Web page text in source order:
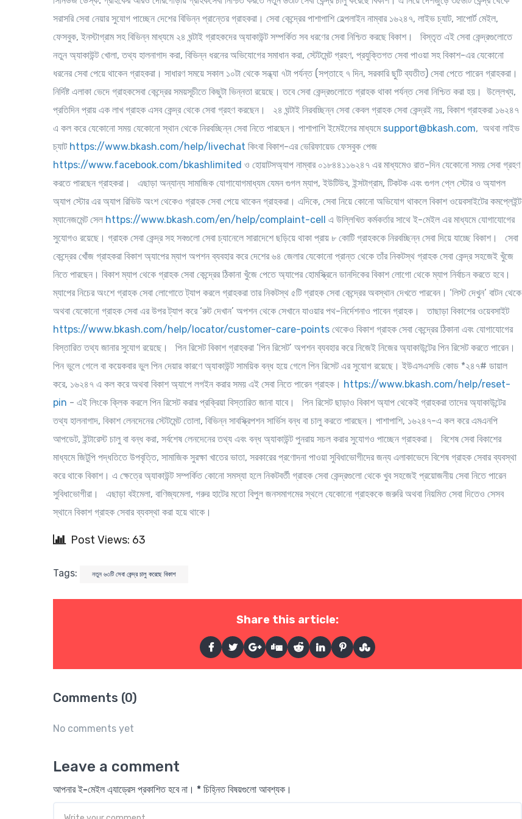
সরাসরি সেবা নেয়ার সুযোগ পাচ্ছেন দেশের বিভিন্ন প্রান্তের গ্রাহকরা। সেবা কেন্দ্রের পাশাপাশি হেল্পলাইন নাম্বার ১৬২৪৭, লাইভ চ্যাট, সাপোর্ট মেইল,
ফেসবুক, ইনস্টাগ্রাম সহ বিভিন্ন মাধ্যমে ২৪ ঘন্টাই গ্রাহকদের অ্যাকাউন্ট সম্পর্কিত সব ধরণের সেবা নিশ্চিত করছে বিকাশ। বিস্তৃত এই সেবা কেন্দ্রগুলোতে
নতুন অ্যাকাউন্ট খোলা, তথ্য হালনাগাদ করা, বিভিন্ন ধরনের অভিযোগের সমাধান করা, স্টেটমেন্ট গ্রহণ, প্রযুক্তিগত সেবা পাওয়া সহ বিকাশ-এর যেকোনো
ধরনের সেবা পেয়ে থাকেন গ্রাহকরা। সাধারণ সময়ে সকাল ১০টা থেকে সন্ধ্যা ৭টা পর্যন্ত (সপ্তাহে ৭ দিন, সরকারি ছুটি ব্যতীত) সেবা পেতে পারেন গ্রাহকরা।
নির্দিষ্ট এলাকা ভেদে গ্রাহকসেবা কেন্দ্রের সময়সূচীতে কিছুটা ভিন্নতা রয়েছে। তবে সেবা কেন্দ্রগুলোতে গ্রাহক থাকা পর্যন্ত সেবা নিশ্চিত করা হয়। উল্লেখ্য,
প্রতিদিন প্রায় এক লাখ গ্রাহক এসব কেন্দ্র থেকে সেবা গ্রহণ করছেন। ২৪ ঘন্টাই নিরবচ্ছিন্ন সেবা কেবল গ্রাহক সেবা কেন্দ্রই নয়, বিকাশ গ্রাহকরা ১৬২৪৭
এ কল করে যেকোনো সময় যেকোনো স্থান থেকে নিরবচ্ছিন্ন সেবা নিতে পারছেন। পাশাপাশি ইমেইলের মাধ্যমে support@bkash.com, অথবা লাইভ
চ্যাট https://www.bkash.com/help/livechat কিংবা বিকাশ-এর ভেরিফায়েড ফেসবুক পেজ
https://www.facebook.com/bkashlimited ও হোয়াটসঅ্যাপ নাম্বার ০১৮৪৪১১৬২৪৭ এর মাধ্যমেও রাত-দিন যেকোনো সময় সেবা গ্রহণ
করতে পারছেন গ্রাহকরা। এছাড়া অন্যান্য সামাজিক যোগাযোগমাধ্যম যেমন গুগল ম্যাপ, ইউটিউব, ইন্সটাগ্রাম, টিকটক এবং গুগল প্লে স্টোর ও অ্যাপল
অ্যাপ স্টোর এর অ্যাপ রিভিউ অংশ থেকেও গ্রাহক সেবা পেয়ে থাকেন গ্রাহকরা। এদিকে, সেবা নিয়ে কোনো অভিযোগ থাকলে বিকাশ ওয়েবসাইটের কমপ্লেইন্ট
ম্যানেজমেন্ট সেল https://www.bkash.com/en/help/complaint-cell এ উল্লিখিত কর্মকর্তার সাথে ই-মেইল এর মাধ্যমে যোগাযোগের
সুযোগও রয়েছে। গ্রাহক সেবা কেন্দ্র সহ সবগুলো সেবা চ্যানেলে সারাদেশে ছড়িয়ে থাকা প্রায় ৮ কোটি গ্রাহককে নিরবচ্ছিন্ন সেবা দিয়ে যাচ্ছে বিকাশ।
সেবা
কেন্দ্রের খোঁজ গ্রাহকরা বিকাশ অ্যাপের ম্যাপ অপশন ব্যবহার করে দেশের ৬৪ জেলার যেকোনো প্রান্ত থেকে তাঁর নিকটস্থ গ্রাহক সেবা কেন্দ্র সহজেই খুঁজে
নিতে পারছেন। বিকাশ ম্যাপ থেকে গ্রাহক সেবা কেন্দ্রের ঠিকানা খুঁজে পেতে অ্যাপের হোমস্ক্রিনে ডানদিকের বিকাশ লোগো থেকে ম্যাপ নির্বাচন করতে হবে।
ম্যাপের নিচের অংশে গ্রাহক সেবা লোগোতে ট্যাপ করলে গ্রাহকরা তার নিকটস্থ ৫টি গ্রাহক সেবা কেন্দ্রের অবস্থান দেখতে পারবেন। ‘লিস্ট দেখুন’ বাটন থেকে
অথবা যেকোনো গ্রাহক সেবা এর উপর ট্যাপ করে ‘রুট দেখান’ অপশন থেকে সেখানে যাওয়ার পথ-নির্দেশনাও পাবেন গ্রাহক। তাছাড়া বিকাশের ওয়েবসাইট
https://www.bkash.com/help/locator/customer-care-points থেকেও বিকাশ গ্রাহক সেবা কেন্দ্রের ঠিকানা এবং যোগাযোগের
বিস্তারিত তথ্য জানার সুযোগ রয়েছে। পিন রিসেটবিকাশ গ্রাহকরা ‘পিন রিসেট’ অপশন ব্যবহার করে নিজেই নিজের অ্যাকাউন্টের পিন রিসেট করতে পারেন।
পিন ভুলে গেলে বা কয়েকবার ভুল পিন দেয়ার কারণে অ্যাকাউন্ট সাময়িক বন্ধ হয়ে গেলে পিন রিসেট এর সুযোগ রয়েছে। ইউএসএসডি কোড *২৪৭# ডায়াল
করে, ১৬২৪৭ এ কল করে অথবা বিকাশ অ্যাপে লগইন করার সময় এই সেবা নিতে পারেন গ্রাহক। https://www.bkash.com/help/reset-
pin - এই লিংকে ক্লিক করলে পিন রিসেট করার প্রক্রিয়া বিস্তারিত জানা যাবে। পিন রিসেট ছাড়াও বিকাশ অ্যাপ থেকেই গ্রাহকরা তাদের অ্যাকাউন্টের
তথ্য হালনাগাদ, বিকাশ লেনদেনের স্টেটমেন্ট তোলা, বিভিন্ন সাবস্ক্রিপশন সার্ভিস বন্ধ বা চালু করতে পারছেন। পাশাপাশি, ১৬২৪৭-এ কল করে এমএনপি
আপডেট, ইন্টারেস্ট চালু বা বন্ধ করা, সর্বশেষ লেনদেনের তথ্য এবং বন্ধ অ্যাকাউন্ট পুনরায় সচল করার সুযোগও পাচ্ছেন গ্রাহকরা। বিশেষ সেবা বিকাশের
মাধ্যমে জিটুপি পদ্ধতিতে উপবৃত্তি, সামাজিক সুরক্ষা খাতের ভাতা, সরকারের প্রণোদনা পাওয়া সুবিধাভোগীদের জন্য এলাকাভেদে বিশেষ গ্রাহক সেবার ব্যবস্থা
করে থাকে বিকাশ। এ ক্ষেত্রে অ্যাকাউন্ট সম্পর্কিত কোনো সমস্যা হলে নিকটবর্তী গ্রাহক সেবা কেন্দ্রগুলো থেকে খুব সহজেই প্রয়োজনীয় সেবা নিতে পারেন
সুবিধাভোগীরা। এছাড়া বইমেলা, বাণিজ্যমেলা, গরুর হাটের মতো বিপুল জনসমাগমের স্থলে যেকোনো গ্রাহককে জরুরি অথবা নিয়মিত সেবা দিতেও সেসব
স্থানে বিকাশ গ্রাহক সেবার ব্যবস্থা করা হয়ে থাকে।
Post Views: 63
Tags: নতুন ৬৩টি সেবা কেন্দ্র চালু করেছে বিকাশ
Share this article:
Comments (0)
No comments yet
Leave a comment
আপনার ই-মেইল এ্যাড্রেস প্রকাশিত হবে না। * চিহ্নিত বিষয়গুলো আবশ্যক।